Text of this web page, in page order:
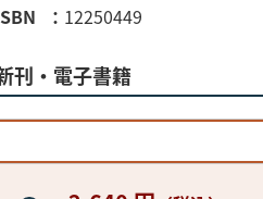
12250449
刊・電子書籍